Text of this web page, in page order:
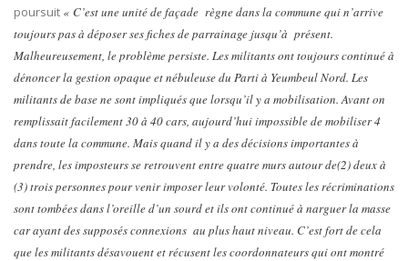
poursuit « C’est une unité de façade règne dans la commune qui n’arrive
toujours pas à déposer ses fiches de parrainage jusqu’à présent.
Malheureusement, le problème persiste. Les militants ont toujours continué à
dénoncer la gestion opaque et nébuleuse du Parti à Yeumbeul Nord. Les
militants de base ne sont impliqués que lorsqu’il y a mobilisation. Avant on
remplissait facilement 30 à 40 cars, aujourd’hui impossible de mobiliser 4
dans toute la commune. Mais quand il y a des décisions importantes à
prendre, les imposteurs se retrouvent entre quatre murs autour de(2) deux à
(3) trois personnes pour venir imposer leur volonté. Toutes les récriminations
sont tombées dans l’oreille d’un sourd et ils ont continué à narguer la masse
car ayant des supposés connexions au plus haut niveau. C’est fort de cela
que les militants désavouent et récusent les coordonnateurs qui ont montré